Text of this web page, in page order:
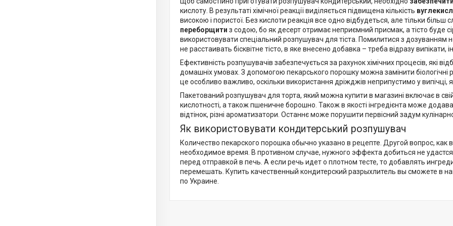
кислоту. В результаті хімічної реакції виділяється підвищена кількість
високою і пористої. Без кислоти реакція все одно відбудеться, але тільки
переборщити з содою, бо як десерт отримає неприємний присмак, а тісто буде
використовувати спеціальний розпушувач для тіста. Помилитися з дозуванням
не расстаивать бісквітне тісто, в яке внесено добавка – треба відразу
Ефективність розпушувачів забезпечується за рахунок хімічних процесів, які
домашніх умовах. З допомогою пекарського порошку можна замінити біологічні
це особливо важливо, оскільки використання дріжджів неприпустимо у випічці,
Пакетований розпушувач для торта, який можна купити в магазині включає в
кислотності, а також пшеничне борошно. Також в якості інгредієнта може
відтінок, різні ароматизатори. Останнє може порушити первісний задум
Як використовувати кондитерський розпушувач
Количество пекарского порошка обычно указано в рецепте. Другой вопрос,
необходимое время. В противном случае, нужного эффекта добиться не
перед отправкой в печь. А если речь идет о плотном тесте, то добавлять
перемешать. Купить качественный кондитерский разрыхлитель вы сможете в
по Украине.